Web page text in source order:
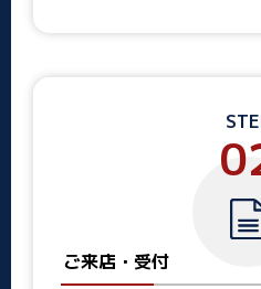
ご来店・受付